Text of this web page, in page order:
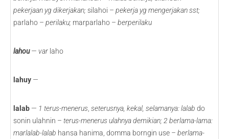
pekerjaan yg dikerjakan;silahoi – pekerja yg mengerjakan sst;
parlaho – perilaku; marparlaho – berperilaku
lahou— var laho
lahuy —
lalab — 1 terus-menerus seterusnya, kekal, selamanya: lalab do
sonin ulahnin – terus-menerus ulahnya demikian; 2 berlama-lama:
marlalab-lalab hansa hanima, domma borngin use – berlama-